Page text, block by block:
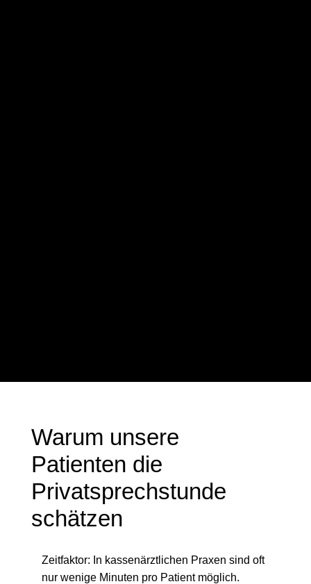
Warum unsere
Patienten die
Privatsprechstunde
schätzen
Zeitfaktor: In kassenärztlichen Praxen sind oft
nur wenige Minuten pro Patient möglich.